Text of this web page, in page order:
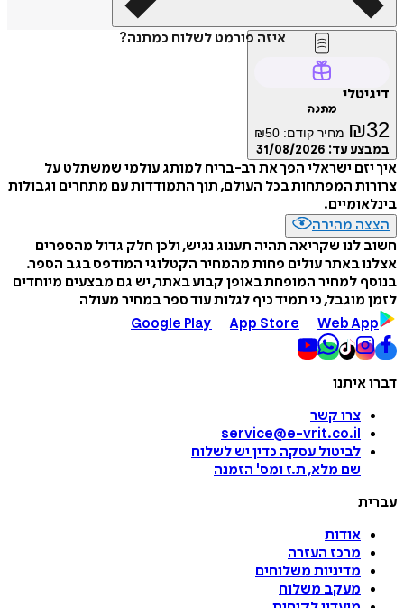
איזה פורמט לשלוח כמתנה?
דיגיטלי
מתנה
₪32 מחיר קודם: ₪50
במבצע עד: 31/08/2026
איך יזם ישראלי הפך את רב-בריח למותג עולמי שמשתלט על
צרורות המפתחות בכל העולם, תוך התמודדות עם מתחרים וגבולות
בינלאומיים.
הצצה מהירה
חשוב לנו שקריאה תהיה תענוג נגיש, ולכן חלק גדול מהספרים
אצלנו באתר עולים פחות מהמחיר הקטלוגי המודפס בגב הספר.
בנוסף למחיר המופחת באופן קבוע באתר, יש גם מבצעים מיוחדים
לזמן מוגבל, כי תמיד כיף לגלות עוד ספר במחיר מעולה
Google Play
App Store Web App
דברו איתנו
צרו קשר
service@e-vrit.co.il
לביטול עסקה כדין יש לשלוח
שם מלא, ת.ז ומס' הזמנה
עברית
אודות
מרכז העזרה
מדיניות משלוחים
מעקב משלוח